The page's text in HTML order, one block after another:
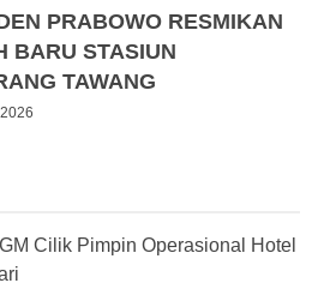
PRABOWO RESMIKAN
BARU STASIUN
TAWANG
Cilik Pimpin Operasional Hotel